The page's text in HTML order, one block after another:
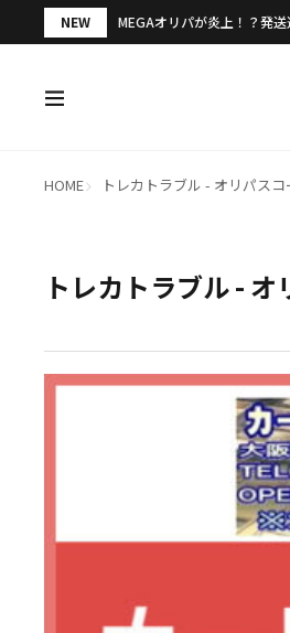
NEW MEGAオリパが炎上！？発
HOME トレカトラブル - オリパスコ
トレカトラブル -